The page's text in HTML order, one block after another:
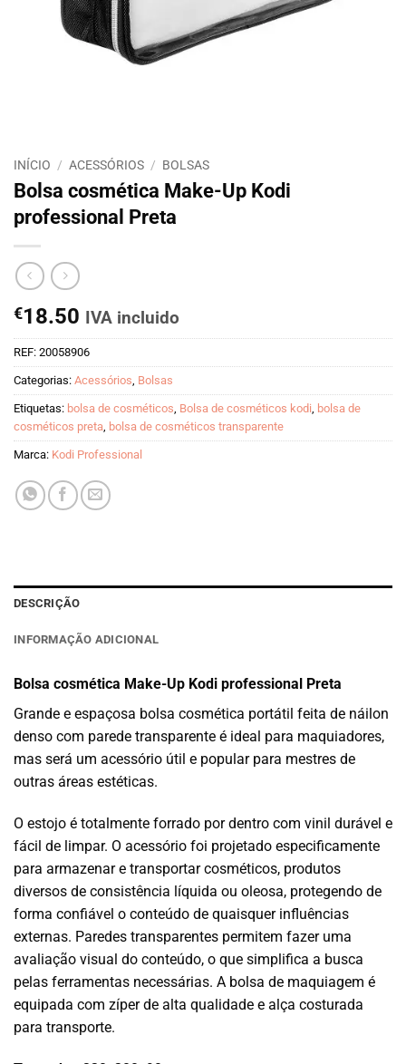
INÍCIO / ACESSÓRIOS / BOLSAS
Bolsa cosmética Make-Up Kodi
professional Preta
€18.50 IVA incluido
REF: 20058906
Categorias: Acessórios, Bolsas
Etiquetas: bolsa de cosméticos, Bolsa de cosméticos kodi, bolsa de
cosméticos preta, bolsa de cosméticos transparente
Marca: Kodi Professional
DESCRIÇÃO
INFORMAÇÃO ADICIONAL
Bolsa cosmética Make-Up Kodi professional Preta
Grande e espaçosa bolsa cosmética portátil feita de náilon
denso com parede transparente é ideal para maquiadores,
mas será um acessório útil e popular para mestres de
outras áreas estéticas.
O estojo é totalmente forrado por dentro com vinil durável e
fácil de limpar. O acessório foi projetado especificamente
para armazenar e transportar cosméticos, produtos
diversos de consistência líquida ou oleosa, protegendo de
forma confiável o conteúdo de quaisquer influências
externas. Paredes transparentes permitem fazer uma
avaliação visual do conteúdo, o que simplifica a busca
pelas ferramentas necessárias. A bolsa de maquiagem é
equipada com zíper de alta qualidade e alça costurada
para transporte.